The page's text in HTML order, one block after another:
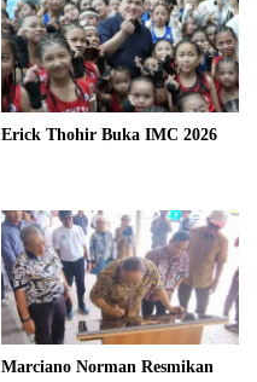
Erick Thohir Buka IMC 2026
Marciano Norman Resmikan